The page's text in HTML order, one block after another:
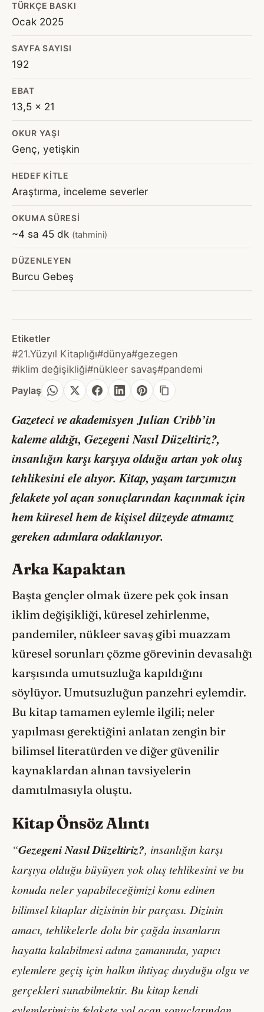
TÜRKÇE BASKI
Ocak 2025
SAYFA SAYISI
192
EBAT
13,5 x 21
OKUR YAŞI
Genç, yetişkin
HEDEF KITLE
Araştırma, inceleme severler
OKUMA SÜRESI
~4 sa 45 dk (tahmini)
DÜZENLEYEN
Burcu Gebeş
Etiketler
#21.Yüzyıl Kitaplığı#dünya#gezegen
#iklim değişikliği#nükleer savaş#pandemi
Paylaş
Gazeteci ve akademisyen Julian Cribb’in
kaleme aldığı, Gezegeni Nasıl Düzeltiriz?,
insanlığın karşı karşıya olduğu artan yok oluş
tehlikesini ele alıyor. Kitap, yaşam tarzımızın
felakete yol açan sonuçlarından kaçınmak için
hem küresel hem de kişisel düzeyde atmamız
gereken adımlara odaklanıyor.
Arka Kapaktan
Başta gençler olmak üzere pek çok insan
iklim değişikliği, küresel zehirlenme,
pandemiler, nükleer savaş gibi muazzam
küresel sorunları çözme görevinin devasalığı
karşısında umutsuzluğa kapıldığını
söylüyor. Umutsuzluğun panzehri eylemdir.
Bu kitap tamamen eylemle ilgili; neler
yapılması gerektiğini anlatan zengin bir
bilimsel literatürden ve diğer güvenilir
kaynaklardan alınan tavsiyelerin
damıtılmasıyla oluştu.
Kitap Önsöz Alıntı
“Gezegeni Nasıl Düzeltiriz?, insanlığın karşı
karşıya olduğu büyüyen yok oluş tehlikesini ve bu
konuda neler yapabileceğimizi konu edinen
bilimsel kitaplar dizisinin bir parçası. Dizinin
amacı, tehlikelerle dolu bir çağda insanların
hayatta kalabilmesi adına zamanında, yapıcı
eylemlere geçiş için halkın ihtiyaç duyduğu olgu ve
gerçekleri sunabilmektir. Bu kitap kendi